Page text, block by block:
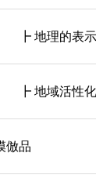
ロール
┣ 地理的表示
┣ 地域活性化
倣品